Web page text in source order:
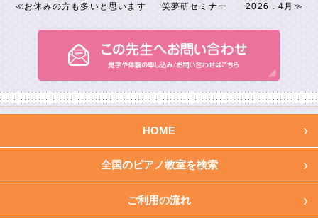
≪お休みの方も多いと思います 笑夢研セミナー 2026．4月 ≫
HOME
全国のピアノ教室を検索
ご利用の流れ